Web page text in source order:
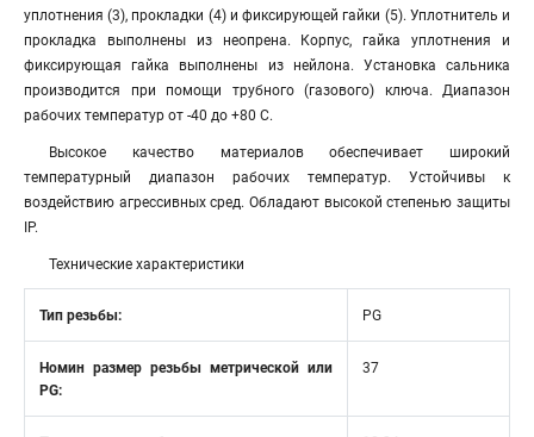
уплотнения (3), прокладки (4) и фиксирующей гайки (5). Уплотнитель и
прокладка выполнены из неопрена. Корпус, гайка уплотнения и
фиксирующая гайка выполнены из нейлона. Установка сальника
производится при помощи трубного (газового) ключа. Диапазон
рабочих температур от -40 до +80 С.
Высокое качество материалов обеспечивает широкий
температурный диапазон рабочих температур. Устойчивы к
воздействию агрессивных сред. Обладают высокой степенью защиты
IP.
Технические характеристики
Тип резьбы: PG
Номин размер резьбы метрической или
PG:
37